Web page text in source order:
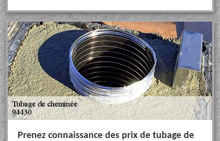
Prenez connaissance des prix de tubage de